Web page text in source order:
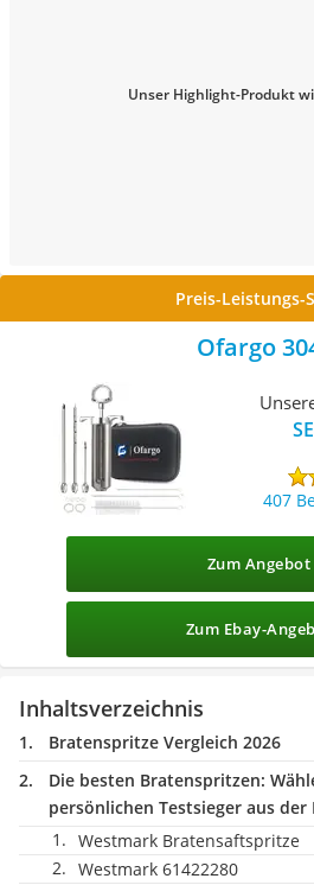
Unser Highlight-Produkt
Preis-Leistungs-
Ofargo
407
Zum Angebot
Zum Ebay-
Inhaltsverzeichnis
Bratenspritze Vergleich 2026
Die besten Bratenspritzen:
persönlichen Testsieger aus der
Westmark Bratensaftspritze
Westmark 61422280